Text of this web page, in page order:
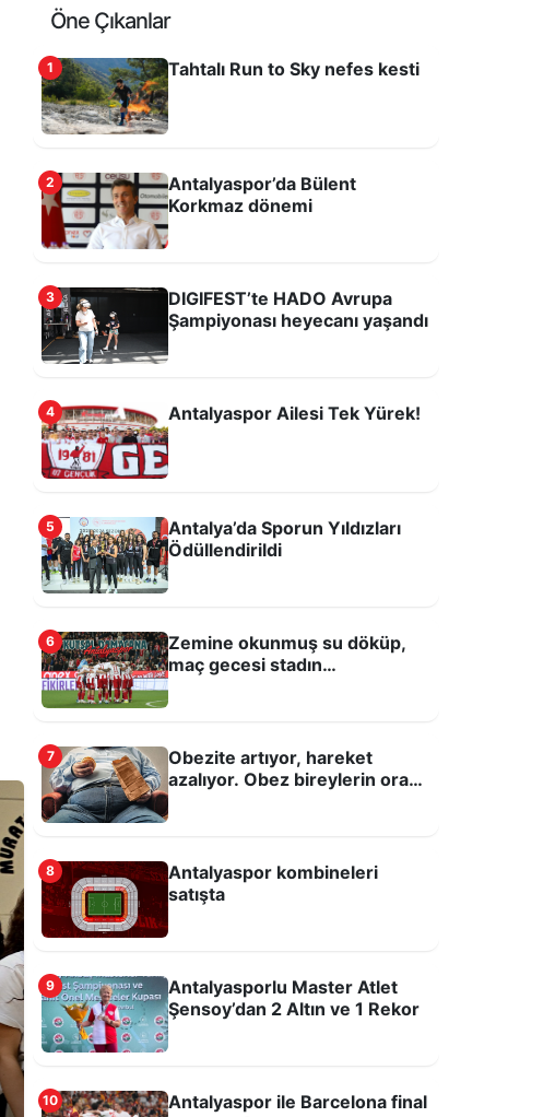
Antalyaspor'un bağırsaklarının
temizlenmesi lazım!
İşte Antalyaspor'un yeni sezon
formaları
Corendon Airlines, Antalyaspor
Stadyum İsim Sponsorluğu’ndan çekildi
Öne Çıkanlar
1 Tahtalı Run to Sky nefes kesti
2
Antalyaspor’da Bülent
Korkmaz dönemi
3
DIGIFEST’te HADO Avrupa
Şampiyonası heyecanı yaşandı
4 Antalyaspor Ailesi Tek Yürek!
5
Antalya’da Sporun Yıldızları
Ödüllendirildi
6
Zemine okunmuş su döküp,
maç gecesi stadın
7
Obezite artıyor, hareket
azalıyor. Obez bireylerin oranı
8
Antalyaspor kombineleri
satışta
9
Antalyasporlu Master Atlet
Şensoy’dan 2 Altın ve 1 Rekor
10
Antalyaspor ile Barcelona final